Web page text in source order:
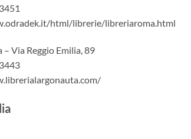
html/librerie/libreriaroma.html
– Via Reggio Emilia, 89